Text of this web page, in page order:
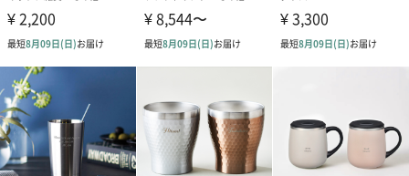
製造国
商品オプション情報
お届けボックスオプション